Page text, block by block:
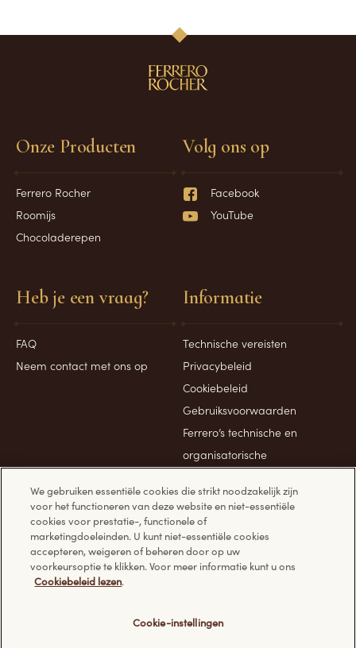
Onze Producten
Ferrero Rocher
Roomijs
Chocoladerepen
Heb je een vraag?
FAQ
Neem contact met ons op
Informatie
Technische vereisten
Privacybeleid
Cookiebeleid
Gebruiksvoorwaarden
Ferrero’s technische en
organisatorische
Volg ons op
Facebook
YouTube
Ontdek andere websites van Ferrero:
We gebruiken essentiële cookies die strikt noodzakelijk zijn
voor het functioneren van deze website en niet-essentiële
cookies voor prestatie-, functionele of
marketingdoeleinden. U kunt niet-essentiële cookies
accepteren, weigeren of beheren door op uw
voorkeursoptie te klikken. Voor meer informatie kunt u ons
Cookiebeleid lezen.
Cookie-instellingen